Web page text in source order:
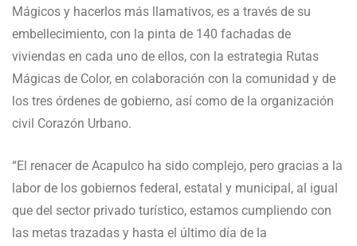
Mágicos y hacerlos más llamativos, es a través de su
embellecimiento, con la pinta de 140 fachadas de
viviendas en cada uno de ellos, con la estrategia Rutas
Mágicas de Color, en colaboración con la comunidad y de
los tres órdenes de gobierno, así como de la organización
civil Corazón Urbano.
“El renacer de Acapulco ha sido complejo, pero gracias a la
labor de los gobiernos federal, estatal y municipal, al igual
que del sector privado turístico, estamos cumpliendo con
las metas trazadas y hasta el último día de la